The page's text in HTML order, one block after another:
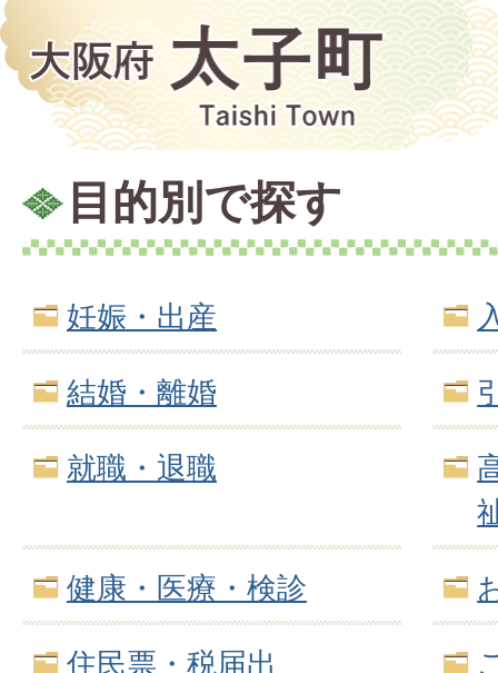
目的別で探す
妊娠・出産
結婚・離婚
就職・退職
健康・医療・検診
住民票・税届出